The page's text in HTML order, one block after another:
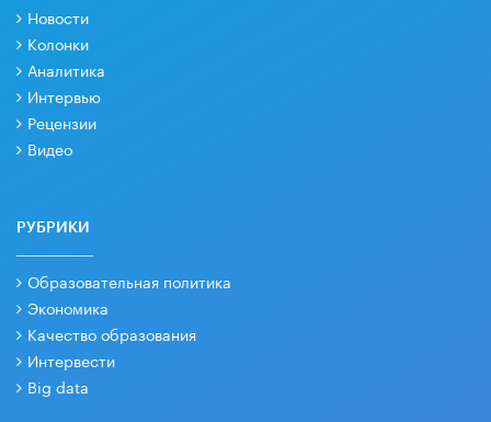
Новости
Колонки
Аналитика
Интервью
Рецензии
Видео
РУБРИКИ
Образовательная политика
Экономика
Качество образования
Интервести
Big data